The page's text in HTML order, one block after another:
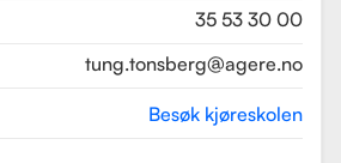
god kvalitet på opplæringen.
AGERE Trafikkskole tilbyr også ulike
teorikurs og spesialiserte moduler
Les mer
35 53 30 00
tung.tonsberg@agere.no
Besøk kjøreskolen